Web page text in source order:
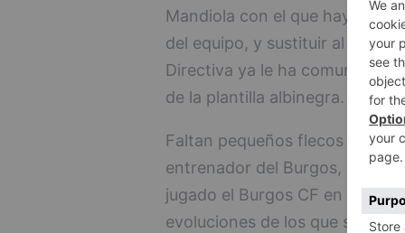
Mandiola con el que hay un
del equipo, y sustituir al
Directiva ya le ha
de la plantilla albinegra.
Faltan pequeños flecos para
entrenador del Burgos, que
jugado el Burgos CF en el
evoluciones de los que serán